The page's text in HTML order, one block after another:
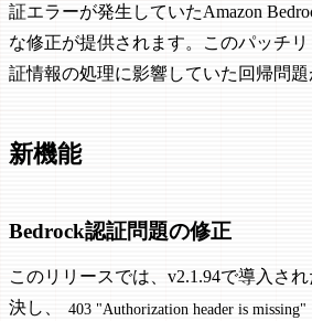
証エラーが発生していたAmazon
な修正が提供されます。このパッチ
証情報の処理に影響していた回帰問題
新機能
Bedrock認証問題の修正
このリリースでは、v2.1.94で導入さ
決し、
403 "Authorization header is missing"